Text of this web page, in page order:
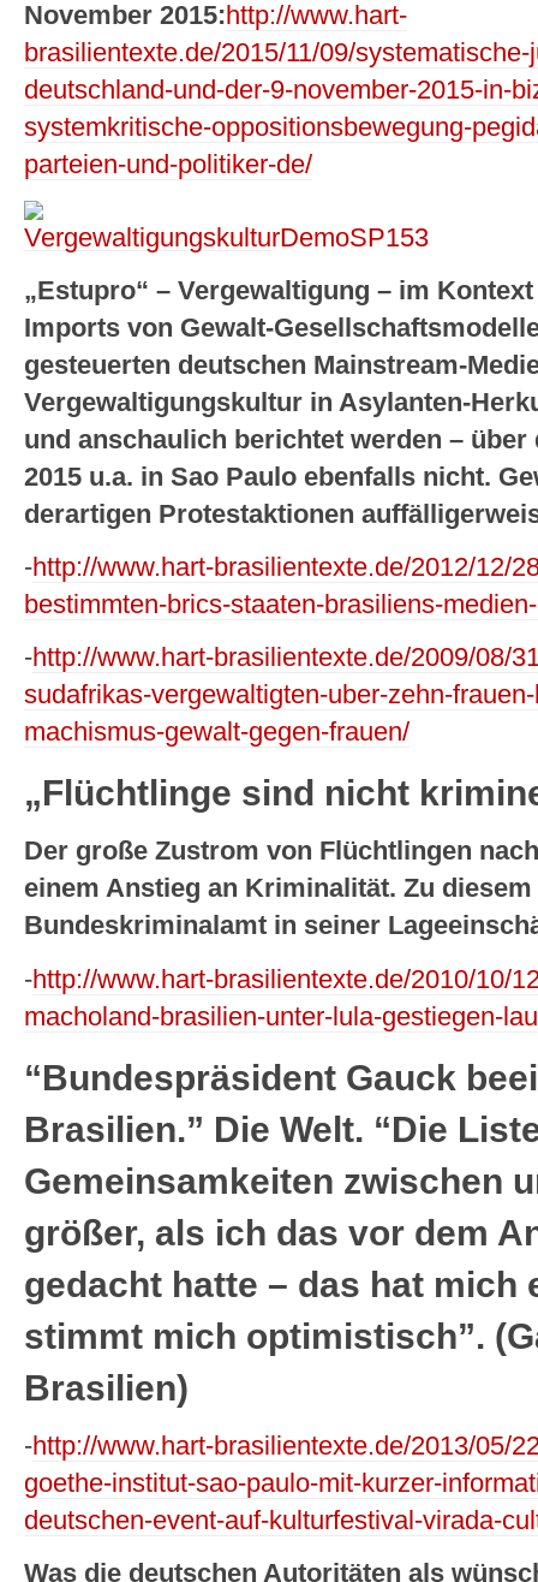
November 2015:http://www.hart-
brasilientexte.de/2015/11/09/
deutschland-und-der-9-november-2015-in-
systemkritische-oppositionsbewegung-
parteien-und-politiker-de/
„Estupro“ – Vergewaltigung – im
Imports von Gewalt-
gesteuerten deutschen Mainstream-
Vergewaltigungskultur in Asylanten-
und anschaulich berichtet werden – über
2015 u.a. in Sao Paulo ebenfalls nicht.
derartigen Protestaktionen
-http://www.hart-brasilientexte.de/2012/12/
bestimmten-brics-staaten-brasiliens-
-http://www.hart-brasilientexte.de/2009/08/
sudafrikas-vergewaltigten-uber-zehn-
machismus-gewalt-gegen-frauen/
„Flüchtlinge sind nicht
Der große Zustrom von Flüchtlingen
einem Anstieg an Kriminalität. Zu
Bundeskriminalamt in seiner
-http://www.hart-brasilientexte.de/2010/10/
macholand-brasilien-unter-lula-gestiegen-
“Bundespräsident Gauck
Brasilien.” Die Welt. “Die
Gemeinsamkeiten zwischen
größer, als ich das vor dem
gedacht hatte – das hat mich
stimmt mich optimistisch”.
Brasilien)
-http://www.hart-brasilientexte.de/2013/05/
goethe-institut-sao-paulo-mit-kurzer-
deutschen-event-auf-kulturfestival-virada-
Was die deutschen Autoritäten als